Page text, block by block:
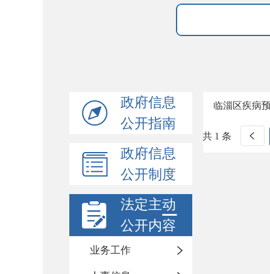
政府信息
公开指南
政府信息
公开制度
法定主动
公开内容
业务工作
临淄区疾病
共 1 条